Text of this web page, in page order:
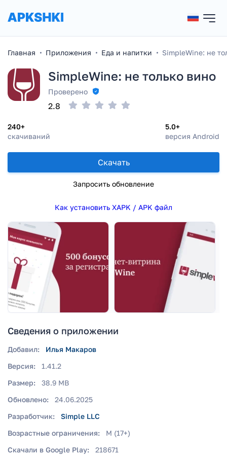
Главная Приложения Еда и напитки SimpleWine: не
SimpleWine: не только вино
Проверено
240+
скачиваний
5.0+
версия Android
2.8
Скачать
Запросить обновление
Как установить XAPK / APK файл
Сведения о приложении
Добавил:
Илья Макаров
Версия:
1.41.2
Размер:
38.9 MB
Обновлено:
24.06.2025
Разработчик:
Simple LLC
Возрастные ограничения:
M (17+)
Скачали в Google Play:
218671